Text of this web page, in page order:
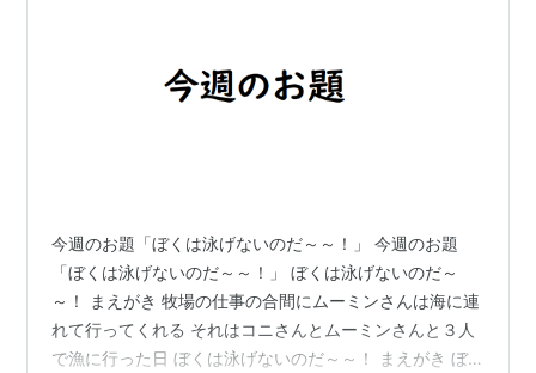
今週のお題「ぼくは泳げないのだ～～！」 今週のお題
「ぼくは泳げないのだ～～！」 ぼくは泳げないのだ～
～！ まえがき 牧場の仕事の合間にムーミンさんは海に連
れて行ってくれる それはコニさんとムーミンさんと３人
で漁に行った日 ぼくは泳げないのだ～～！ まえがき ぼ